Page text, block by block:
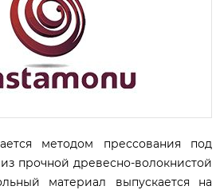
методом прессования под
прочной древесно-волокнистой
материал выпускается на